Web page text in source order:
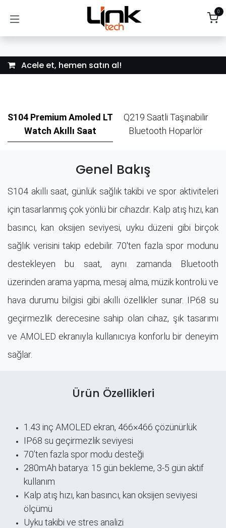
0
Acele et, hemen satın al!
S104 Premium Amoled LT
Watch Akıllı Saat
Q219 Saatli Taşınabilir
Bluetooth Hoparlör
Genel Bakış
S104 akıllı saat, günlük sağlık takibi ve spor aktiviteleri
için tasarlanmış çok yönlü bir cihazdır. Kalp atış hızı, kan
basıncı, kan oksijen seviyesi, uyku düzeni gibi birçok
sağlık verisini takip edebilir. 70'ten fazla spor modunu
destekleyen bu saat, aynı zamanda Bluetooth
üzerinden arama yapma, mesaj alma, müzik kontrolü ve
hava durumu bilgisi gibi akıllı özellikler sunar. IP68 su
geçirmezlik derecesine sahip olan cihaz, şık tasarımı
ve AMOLED ekranıyla kullanıcıya konforlu bir deneyim
sağlar.
Ürün Özellikleri
1.43 inç AMOLED ekran, 466×466 çözünürlük
IP68 su geçirmezlik seviyesi
70’ten fazla spor modu desteği
280mAh batarya: 15 gün bekleme, 3-5 gün aktif
kullanım
Kalp atış hızı, kan basıncı, kan oksijen seviyesi
ölçümü
Uyku takibi ve stres analizi